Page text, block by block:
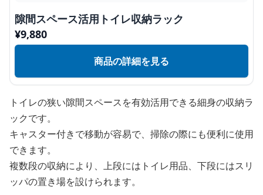
隙間スペース活用トイレ収納ラック
¥9,880
商品の詳細を見る
トイレの狭い隙間スペースを有効活用できる細身の収納ラ
ックです。
キャスター付きで移動が容易で、掃除の際にも便利に使用
できます。
複数段の収納により、上段にはトイレ用品、下段にはスリ
ッパの置き場を設けられます。